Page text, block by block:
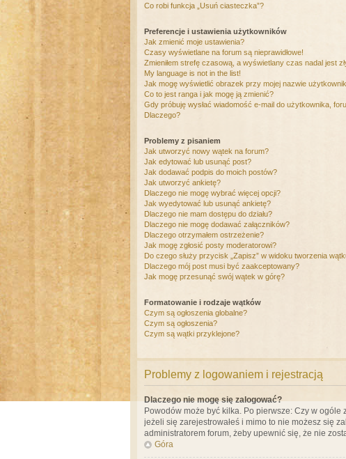
Co robi funkcja „Usuń ciasteczka”?
Preferencje i ustawienia użytkowników
Jak zmienić moje ustawienia?
Czasy wyświetlane na forum są nieprawidłowe!
Zmieniłem strefę czasową, a wyświetlany czas nadal jest
My language is not in the list!
Jak mogę wyświetlić obrazek przy mojej nazwie
Co to jest ranga i jak mogę ją zmienić?
Gdy próbuję wysłać wiadomość e-mail do użytkownika,
Dlaczego?
Problemy z pisaniem
Jak utworzyć nowy wątek na forum?
Jak edytować lub usunąć post?
Jak dodawać podpis do moich postów?
Jak utworzyć ankietę?
Dlaczego nie mogę wybrać więcej opcji?
Jak wyedytować lub usunąć ankietę?
Dlaczego nie mam dostępu do działu?
Dlaczego nie mogę dodawać załączników?
Dlaczego otrzymałem ostrzeżenie?
Jak mogę zgłosić posty moderatorowi?
Do czego służy przycisk „Zapisz” w widoku tworzenia
Dlaczego mój post musi być zaakceptowany?
Jak mogę przesunąć swój wątek w górę?
Formatowanie i rodzaje wątków
Czym są ogłoszenia globalne?
Czym są ogłoszenia?
Czym są wątki przyklejone?
Problemy z logowaniem i rejestracją
Dlaczego nie mogę się zalogować?
Powodów może być kilka. Po pierwsze: Czy w
jeżeli się zarejestrowałeś i mimo to nie możesz się
administratorem forum, żeby upewnić się, że nie
Góra